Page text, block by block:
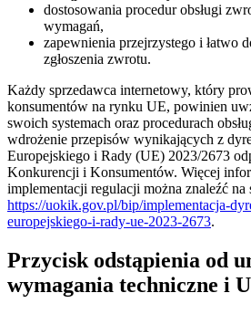
dostosowania procedur obsługi
wymagań,
zapewnienia przejrzystego i łatwo
zgłoszenia zwrotu.
Każdy sprzedawca internetowy, który
konsumentów na rynku UE, powinien
swoich systemach oraz procedurach
wdrożenie przepisów wynikających z
Europejskiego i Rady (UE) 2023/2673
Konkurencji i Konsumentów. Więcej
implementacji regulacji można znaleźć
https://uokik.gov.pl/bip/implementacja-
europejskiego-i-rady-ue-2023-2673.
Przycisk odstąpienia od
wymagania techniczne i